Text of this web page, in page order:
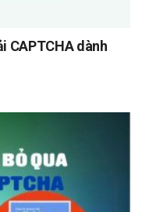
CAPTCHA dành